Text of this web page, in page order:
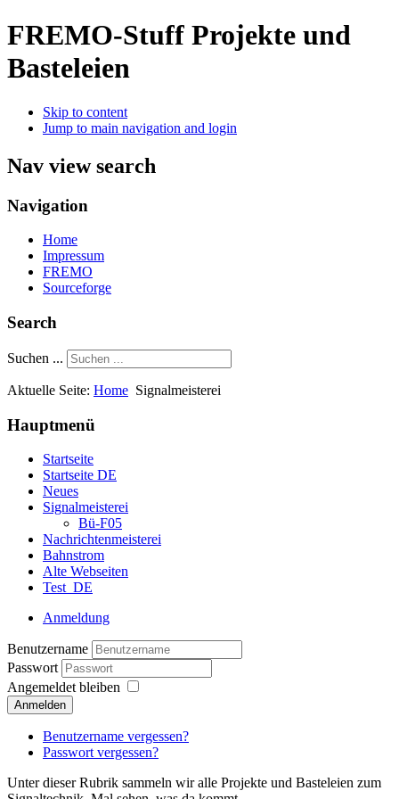
FREMO-Stuff Projekte und
Basteleien
Skip to content
Jump to main navigation and login
Nav view search
Navigation
Home
Impressum
FREMO
Sourceforge
Search
Suchen ...
Aktuelle Seite: Home Signalmeisterei
Hauptmenü
Startseite
Startseite DE
Neues
Signalmeisterei
Bü-F05
Nachrichtenmeisterei
Bahnstrom
Alte Webseiten
Test_DE
Anmeldung
Benutzername
Passwort
Angemeldet bleiben
Anmelden
Benutzername vergessen?
Passwort vergessen?
Unter dieser Rubrik sammeln wir alle Projekte und Basteleien zum